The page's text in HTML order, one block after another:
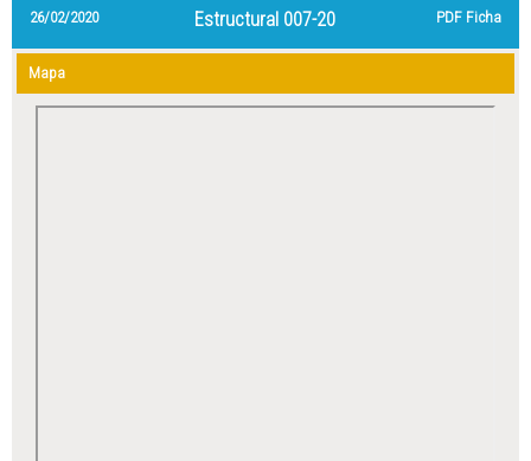
26/02/2020 Estructural 007-20 PDF Ficha
Mapa